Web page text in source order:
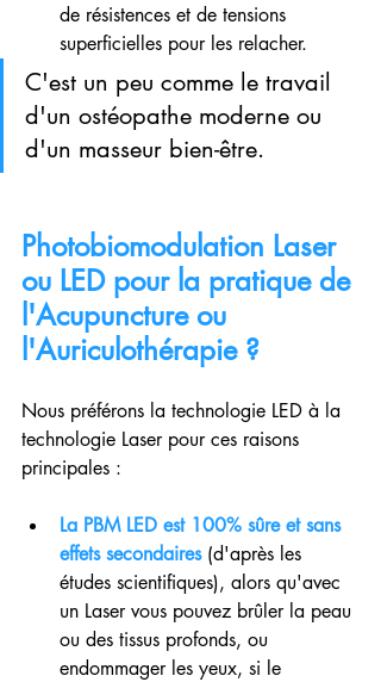
de résistences et de tensions
superficielles pour les relacher.
C'est un peu comme le travail
d'un ostéopathe moderne ou
d'un masseur bien-être.
Photobiomodulation Laser
ou LED pour la pratique de
l'Acupuncture ou
l'Auriculothérapie ?
Nous préférons la technologie LED à la
technologie Laser pour ces raisons
principales :
La PBM LED est 100% sûre et sans
effets secondaires (d'après les
études scientifiques), alors qu'avec
un Laser vous pouvez brûler la peau
ou des tissus profonds, ou
endommager les yeux, si le